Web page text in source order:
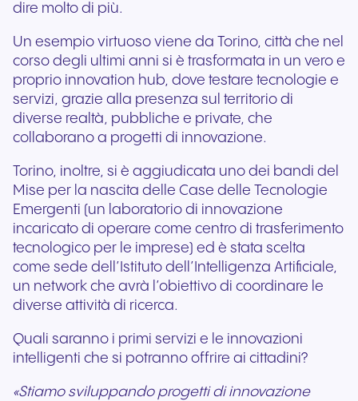
dire molto di più.
Un esempio virtuoso viene da Torino, città che nel
corso degli ultimi anni si è trasformata in un vero e
proprio innovation hub, dove testare tecnologie e
servizi, grazie alla presenza sul territorio di
diverse realtà, pubbliche e private, che
collaborano a progetti di innovazione.
Torino, inoltre, si è aggiudicata uno dei bandi del
Mise per la nascita delle Case delle Tecnologie
Emergenti (un laboratorio di innovazione
incaricato di operare come centro di trasferimento
tecnologico per le imprese) ed è stata scelta
come sede dell’Istituto dell’Intelligenza Artificiale,
un network che avrà l’obiettivo di coordinare le
diverse attività di ricerca.
Quali saranno i primi servizi e le innovazioni
intelligenti che si potranno offrire ai cittadini?
«Stiamo sviluppando progetti di innovazione